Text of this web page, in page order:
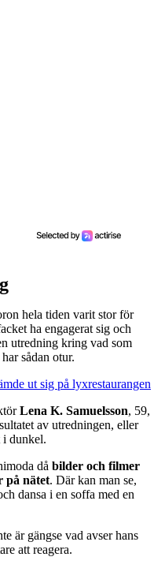
hela tiden varit stor för
ha engagerat sig och
utredning kring vad som
sådan otur.
ut sig på lyxrestaurangen
Lena K. Samuelsson, 59,
av utredningen, eller
i dunkel.
då bilder och filmer
på nätet. Där kan man se,
dansa i en soffa med en
är gängse vad avser hans
att reagera.